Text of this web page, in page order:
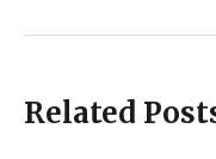
Related